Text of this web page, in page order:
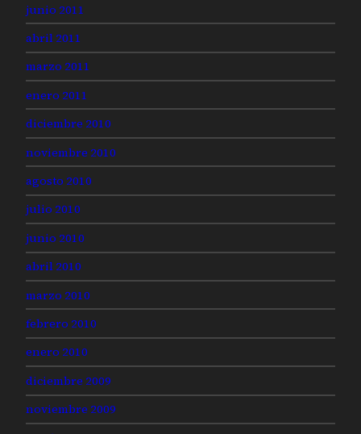
junio 2011
abril 2011
marzo 2011
enero 2011
diciembre 2010
noviembre 2010
agosto 2010
julio 2010
junio 2010
abril 2010
marzo 2010
febrero 2010
enero 2010
diciembre 2009
noviembre 2009